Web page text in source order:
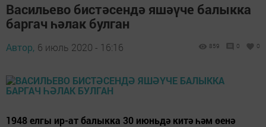
Васильево бистәсендә яшәүче балыкка
баргач һәлак булган
Автор, 6 июль 2020 - 16:16 859 0 0
1948 елгы ир-ат балыкка 30 июньдә китә һәм өенә